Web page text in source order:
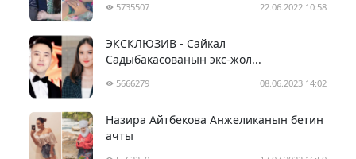
5735507 22.06.2022 10:58
ЭКСКЛЮЗИВ - Сайкал
Садыбакасованын экс-жол...
5666279 08.06.2023 14:02
Назира Айтбекова Анжеликанын бетин
ачты